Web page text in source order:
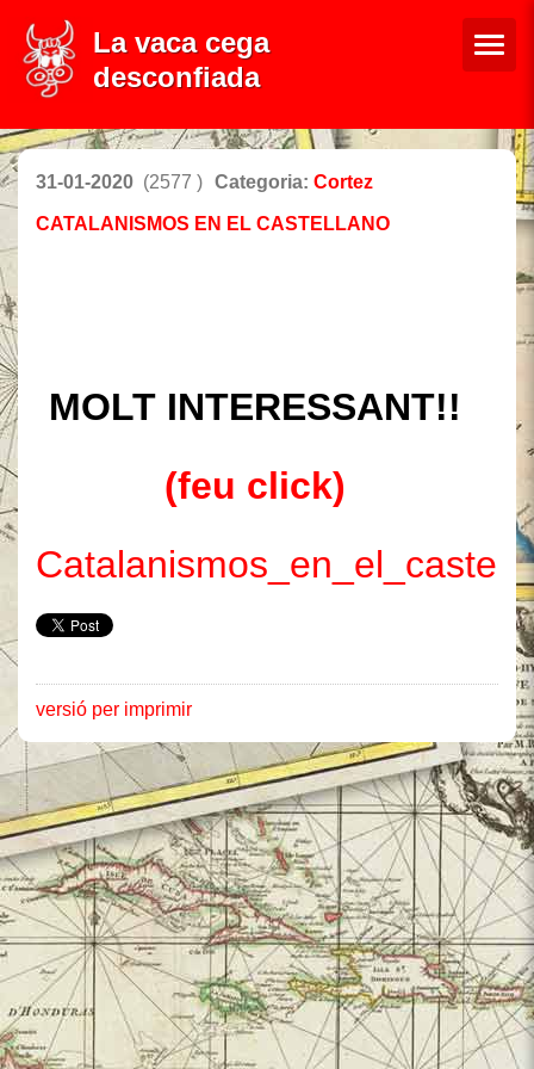
La vaca cega
desconfiada
31-01-2020 (2577 ) Categoria: Cortez
CATALANISMOS EN EL CASTELLANO
MOLT INTERESSANT!!
(feu click)
versió per imprimir